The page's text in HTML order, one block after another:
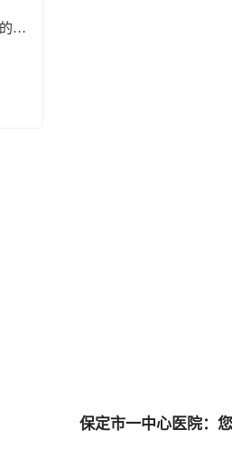
哈尔滨市第二医院皮肤科最好的医生
保定市一中心医院：